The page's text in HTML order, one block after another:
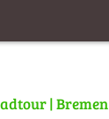
| Bremen